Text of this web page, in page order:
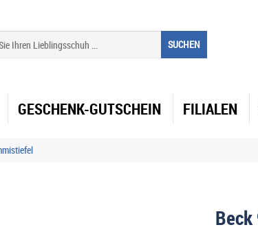
SUCHEN
GESCHENK-GUTSCHEIN FILIALEN